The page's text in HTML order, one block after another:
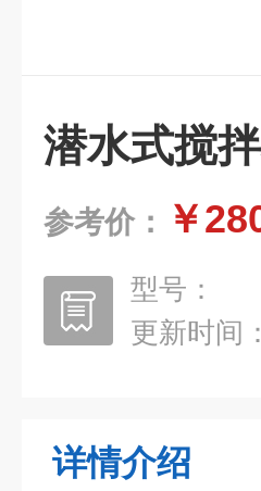
潜水式搅
参考价： ￥
型号：
更新时间：
详情介绍